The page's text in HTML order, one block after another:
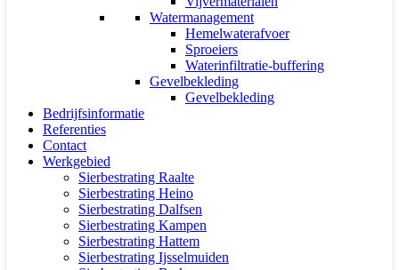
Watermanagement
Hemelwaterafvoer
Sproeiers
Waterinfiltratie-buffering
Gevelbekleding
Gevelbekleding
Bedrijfsinformatie
Referenties
Contact
Werkgebied
Sierbestrating Raalte
Sierbestrating Heino
Sierbestrating Dalfsen
Sierbestrating Kampen
Sierbestrating Hattem
Sierbestrating Ijsselmuiden